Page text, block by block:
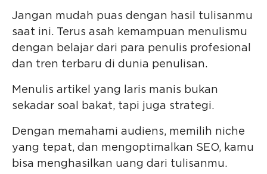
Jangan mudah puas dengan hasil tulisanmu
saat ini. Terus asah kemampuan menulismu
dengan belajar dari para penulis profesional
dan tren terbaru di dunia penulisan.
Menulis artikel yang laris manis bukan
sekadar soal bakat, tapi juga strategi.
Dengan memahami audiens, memilih niche
yang tepat, dan mengoptimalkan SEO, kamu
bisa menghasilkan uang dari tulisanmu.